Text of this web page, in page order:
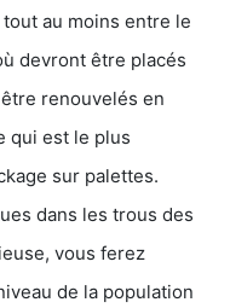
au moins entre le
devront être placés
renouvelés en
qui est le plus
sur palettes.
dans les trous des
vous ferez
de la population